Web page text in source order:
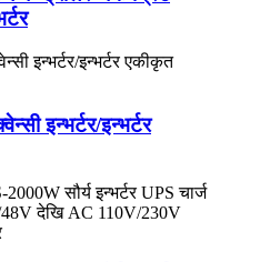
इन्भर्टर/इन्भर्टर